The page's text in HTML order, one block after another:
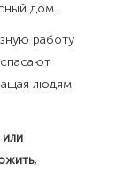
дом.
работу
людям